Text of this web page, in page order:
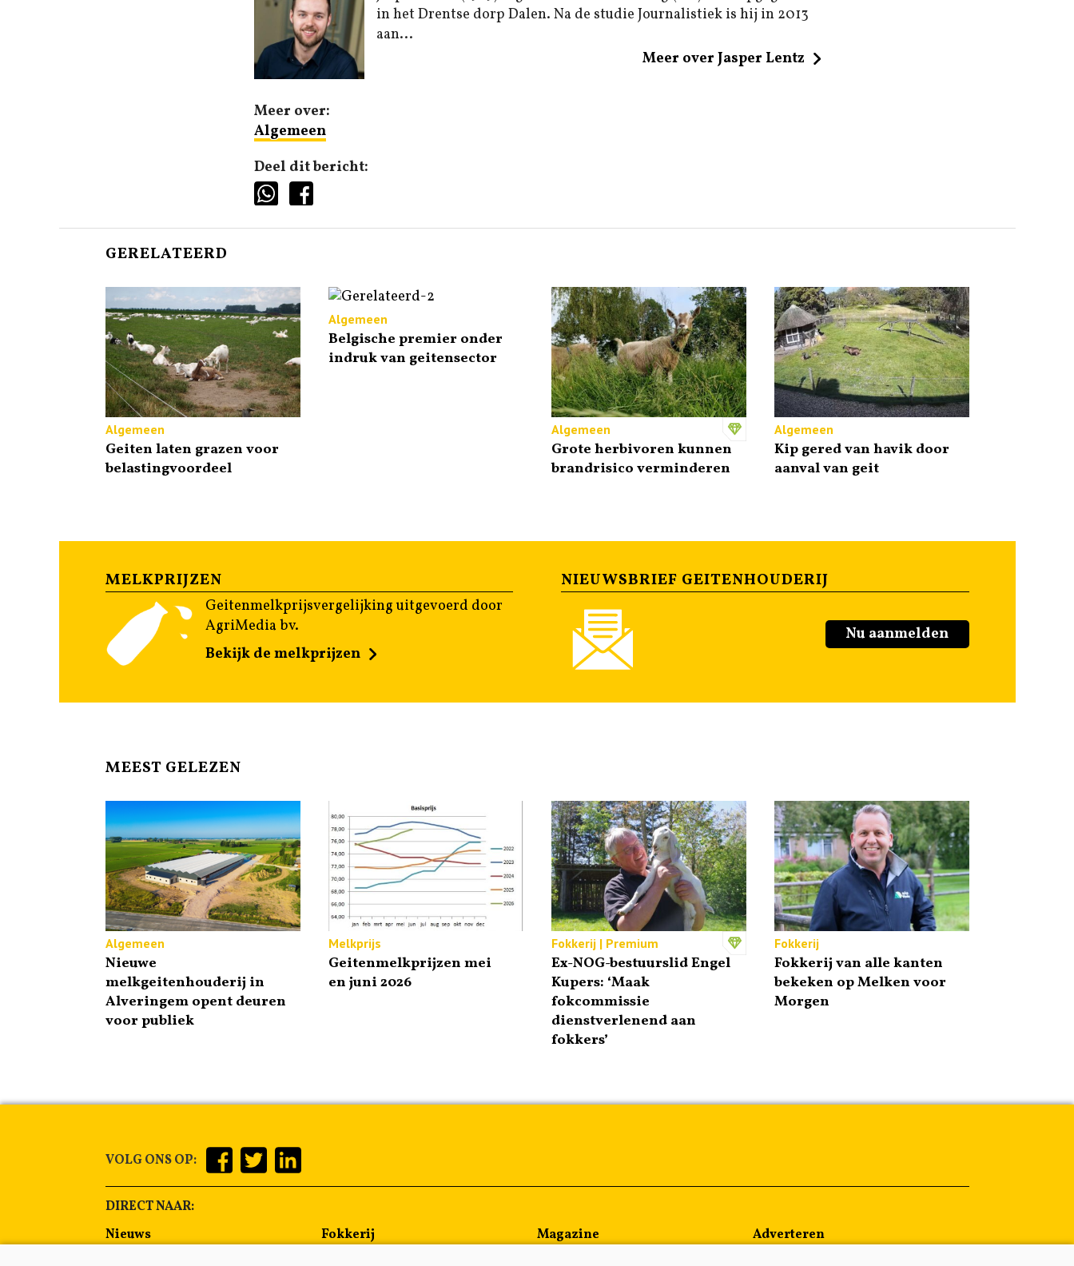
in het Drentse dorp Dalen. Na de studie Journalistiek is hij in 2013
aan...
Meer over Jasper Lentz
Meer over:
Algemeen
Deel dit bericht:
GERELATEERD
Algemeen
Geiten laten grazen voor
belastingvoordeel
Algemeen
Belgische premier onder
indruk van geitensector
Algemeen
Grote herbivoren kunnen
brandrisico verminderen
Algemeen
Kip gered van havik door
aanval van geit
MELKPRIJZEN
Geitenmelkprijsvergelijking uitgevoerd door
AgriMedia bv.
Bekijk de melkprijzen
NIEUWSBRIEF GEITENHOUDERIJ
Nu aanmelden
MEEST GELEZEN
Algemeen
Nieuwe
melkgeitenhouderij in
Alveringem opent deuren
voor publiek
Melkprijs
Geitenmelkprijzen mei
en juni 2026
Fokkerij | Premium
Ex-NOG-bestuurslid Engel
Kupers: ‘Maak
fokcommissie
dienstverlenend aan
fokkers’
Fokkerij
Fokkerij van alle kanten
bekeken op Melken voor
Morgen
VOLG ONS OP:
DIRECT NAAR:
Nieuws
Fokkerij
Magazine
Adverteren